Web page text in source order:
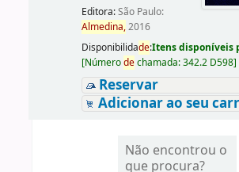
Editora:São Paulo:
Almedina,2016
Disponibilidade:Itens disponíveis
[Númerodechamada:342.2 D598]
Reservar
Adicionar ao seu
Não encontrou o
que procura?